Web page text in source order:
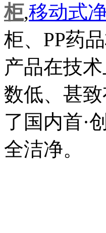
柜,移动式
柜、PP药
产品在技
数低、甚
了国内首·
全洁净。